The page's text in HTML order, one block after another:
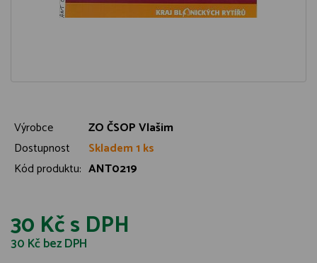
Výrobce
ZO ČSOP Vlašim
Dostupnost
Skladem 1 ks
Kód produktu: ANT0219
30 Kčs DPH
30 Kčbez DPH